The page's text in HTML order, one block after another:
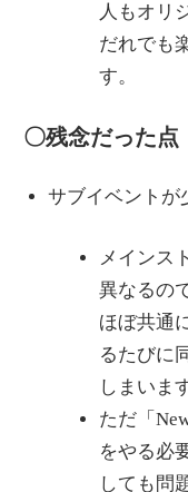
人もオリ
だれでも
す。
〇残念だった点
サブイベントが
メインス
異なるの
ほぼ共通
るたびに
しまいま
ただ「
をやる必
しても問